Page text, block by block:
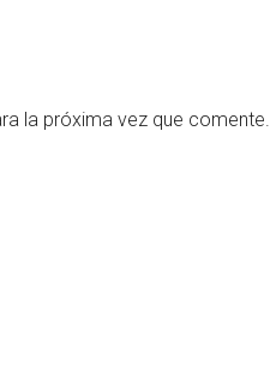
la próxima vez que comente.